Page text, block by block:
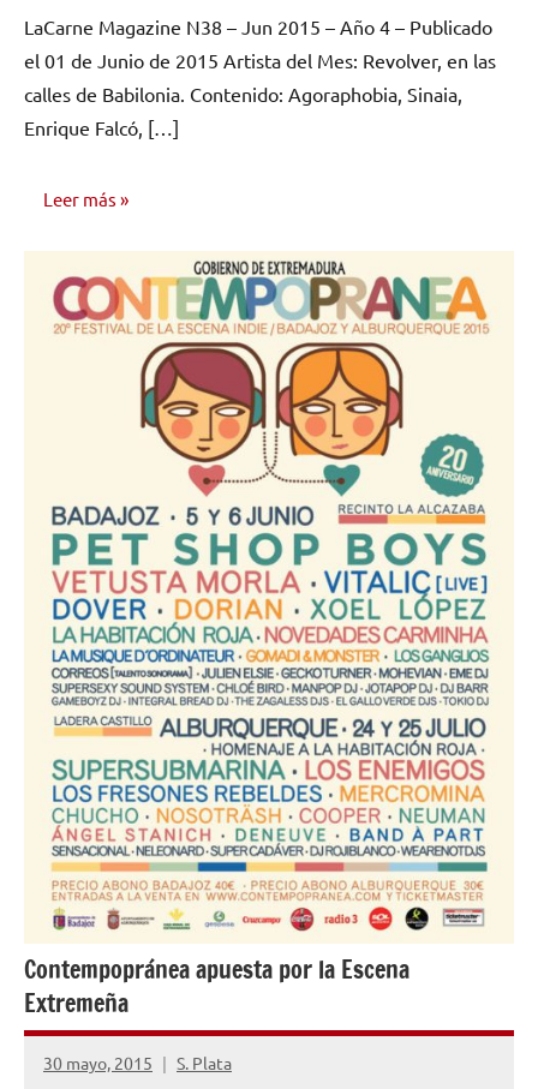
comentarios
LaCarne Magazine N38 – Jun 2015 – Año 4 – Publicado
el 01 de Junio de 2015 Artista del Mes: Revolver, en las
calles de Babilonia. Contenido: Agoraphobia, Sinaia,
Enrique Falcó, […]
Leer más
NÚMEROS
PUBLICADOS
Contempopránea apuesta por la Escena
Extremeña
30 mayo, 2015 S. Plata
No